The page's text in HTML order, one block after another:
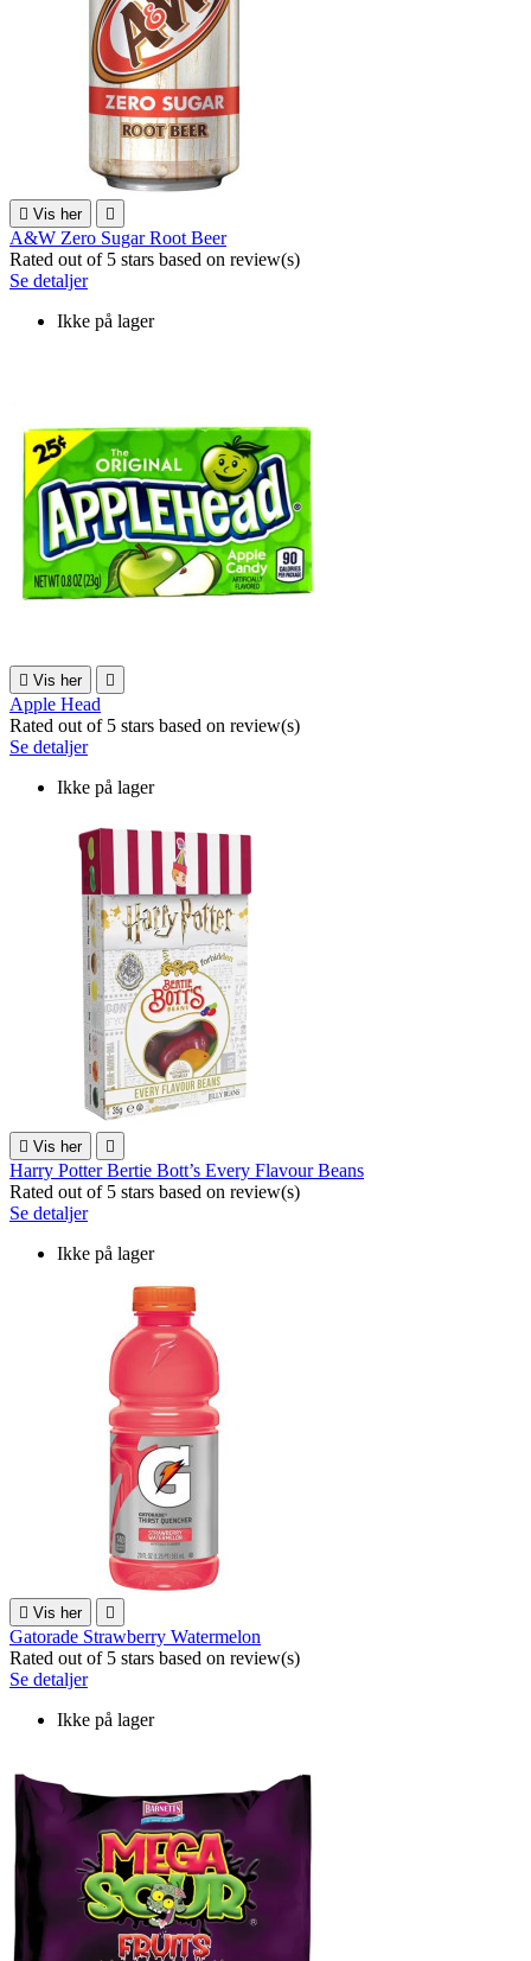
 Vis her 
A&W Zero Sugar Root Beer
Rated out of 5 stars based on review(s)
Se detaljer
Ikke på lager
 Vis her 
Apple Head
Rated out of 5 stars based on review(s)
Se detaljer
Ikke på lager
 Vis her 
Harry Potter Bertie Bott’s Every Flavour Beans
Rated out of 5 stars based on review(s)
Se detaljer
Ikke på lager
 Vis her 
Gatorade Strawberry Watermelon
Rated out of 5 stars based on review(s)
Se detaljer
Ikke på lager